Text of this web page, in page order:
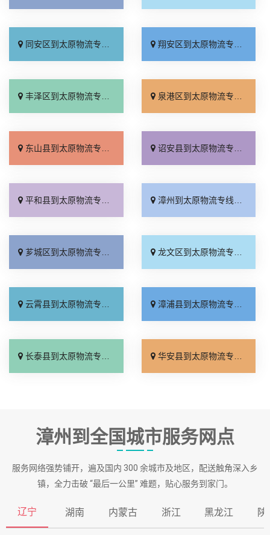
同安区到太原物流专线_门到门配送「专业可靠」 翔安区到太原物流专线_实时跟踪 「托运放心」
丰泽区到太原物流专线_合理收费「专线直达」 泉港区到太原物流专线_定点发车「直达往返」
东山县到太原物流专线_不随意加价「每日发车」 诏安县到太原物流专线_全境配送「门到门接送」
平和县到太原物流专线_上门提货「全境配送」 漳州到太原物流专线_准时到货「多少一吨」
芗城区到太原物流专线_服务周到「资质齐全」 龙文区到太原物流专线_按时送达「收费标准」
云霄县到太原物流专线_多少一方「按时送达」 漳浦县到太原物流专线_价格透明「直达往返」
长泰县到太原物流专线_收费介绍「直达不中转」 华安县到太原物流专线_收费介绍「合同承运」
漳州到全国城市服务网点
服务网络强势铺开，遍及国内 300 余城市及地区，配送触角深入乡
镇，全力击破 “最后一公里” 难题，贴心服务到家门。
辽宁 湖南 内蒙古 浙江 黑龙江 陕